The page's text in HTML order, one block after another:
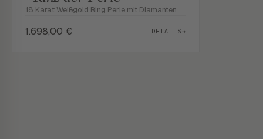
18 Karat Weißgold Ring Perle mit Diamanten
1.698,00 € DETAILS→